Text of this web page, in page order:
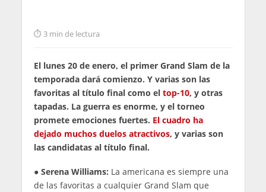
3 min de lectura
El lunes 20 de enero, el primer Grand Slam de la
temporada dará comienzo. Y varias son las
favoritas al título final como eltop-10, y otras
tapadas. La guerra es enorme, y el torneo
promete emociones fuertes. El cuadro ha
dejado muchos duelos atractivos, y varias son
las candidatas al título final.
● Serena Williams: La americana es siempre una
de las favoritas a cualquier Grand Slam que